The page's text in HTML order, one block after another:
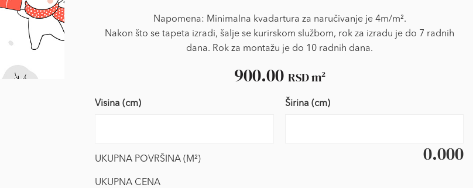
Napomena: Minimalna kvadartura za naručivanje je 4m/m².
Nakon što se tapeta izradi, šalje se kurirskom službom, rok za izradu je do 7 radnih
dana. Rok za montažu je do 10 radnih dana.
900.00 RSDm²
Visina (cm) Širina (cm)
UKUPNA POVRŠINA (M²) 0.000
UKUPNA CENA